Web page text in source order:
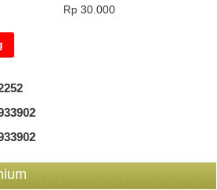
Rp 30.000